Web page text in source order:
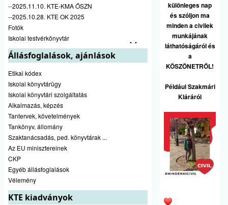
--2025.11.10. KTE-KMA ŐSZN
--2025.10.28. KTE OK 2025
Fotók
Iskolai testvérkönyvtár
Állásfoglalások, ajánlások
Etikai kódex
Iskolai könyvtárügy
Iskolai könyvtári szolgáltatás
Alkalmazás, képzés
Tantervek, követelmények
Tankönyv, állomány
Szaktanácsadás, ped. könyvtárak ...
Az EU minisztereinek
CKP
Egyéb állásfoglalások
Vélemény
KTE kiadványok
különleges nap
és szóljon ma
minden a civilek
munkájának
láthatóságáról és
a
KÖSZÖNETRŐL!
Például Szakmári
Kláráról